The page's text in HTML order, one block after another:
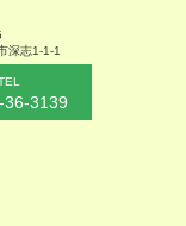
深志1-1-1
36-3139